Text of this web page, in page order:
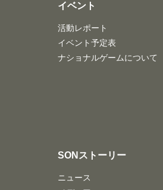
イベント
活動レポート
イベント予定表
ナショナルゲームについて
SONストーリー
ニュース